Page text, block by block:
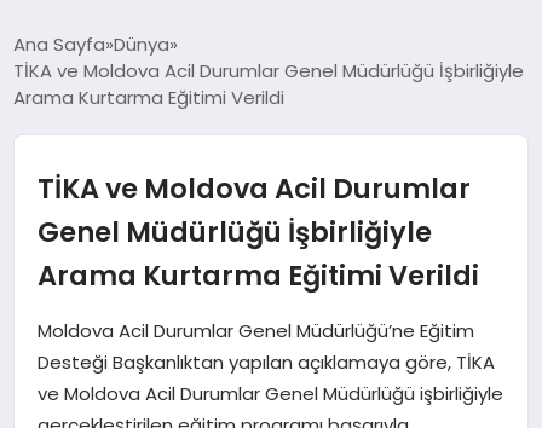
YAŞAM
DÜNYA
MAGAZIN
EĞITIM
Ana Sayfa Dünya
TİKA ve Moldova Acil Durumlar Genel Müdürlüğü İşbirliğiyle
Arama Kurtarma Eğitimi Verildi
TİKA ve Moldova Acil Durumlar
Genel Müdürlüğü İşbirliğiyle
Arama Kurtarma Eğitimi Verildi
Moldova Acil Durumlar Genel Müdürlüğü’ne Eğitim
Desteği Başkanlıktan yapılan açıklamaya göre, TİKA
ve Moldova Acil Durumlar Genel Müdürlüğü işbirliğiyle